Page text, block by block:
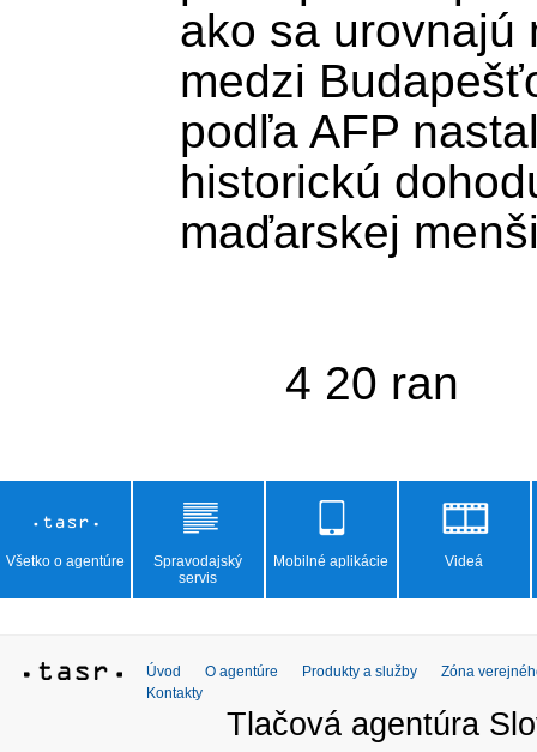
ako sa urovnajú
medzi
podľa AFP
historickú
maďarskej
Všetko o agentúre
Spravodajský
servis
Mobilné aplikácie Videá
Úvod O agentúre Produkty a služby
Zóna
Kontakty
Tlačová agentúra